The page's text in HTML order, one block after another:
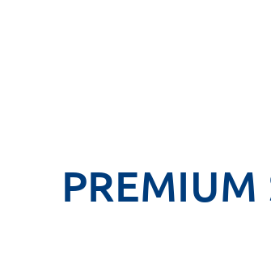
PREMIUM